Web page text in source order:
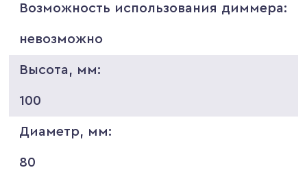
Возможность использования диммера:
невозможно
Высота, мм:
100
Диаметр, мм:
80